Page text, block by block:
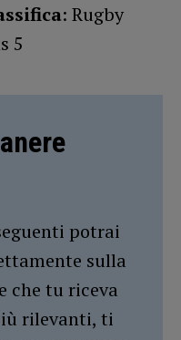
: Rugby
5
potrai
sulla
che tu riceva
rilevanti, ti